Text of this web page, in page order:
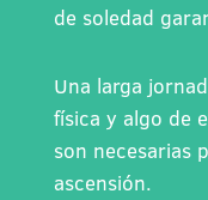
de soledad
Una larga
física y algo de
son necesarias
ascensión.